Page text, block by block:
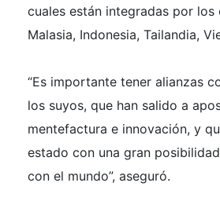
cuales están integradas por los
Malasia, Indonesia, Tailandia,
“Es importante tener alianzas
los suyos, que han salido a
mentefactura e innovación, y
estado con una gran
con el mundo”, aseguró.